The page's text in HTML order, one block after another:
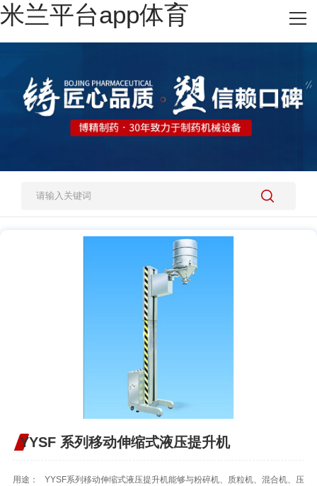
米兰平台app体育
网站米兰平台app体育
施工案例
人才招聘
米兰平台app体育-官方版
YYSF 系列移动伸缩式液压提升机
用途： YYSF系列移动伸缩式液压提升机能够与粉碎机、质粒机、混合机、压